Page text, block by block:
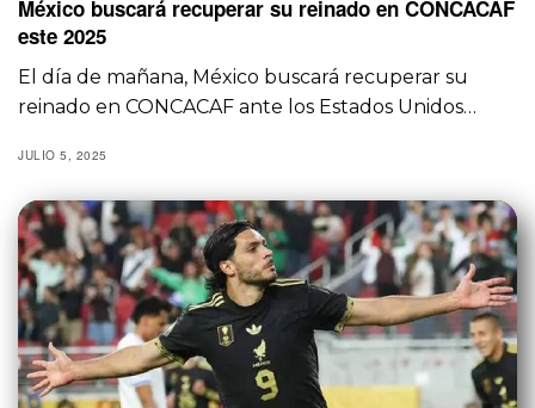
México buscará recuperar su reinado en CONCACAF
este 2025
El día de mañana, México buscará recuperar su
reinado en CONCACAF ante los Estados Unidos…
JULIO 5, 2025